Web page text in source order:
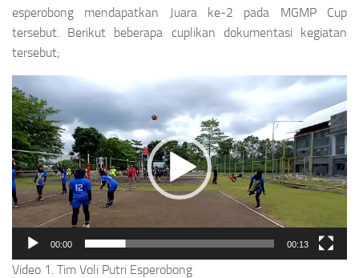
esperobong mendapatkan Juara ke-2 pada MGMP Cup
tersebut. Berikut beberapa cuplikan dokumentasi kegiatan
tersebut;
Video
Player
00:00 00:13
Video 1. Tim Voli Putri Esperobong